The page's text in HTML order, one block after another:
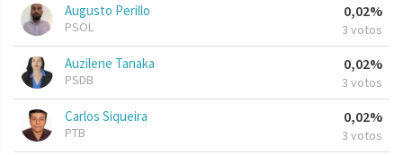
Augusto Perillo
PSOL
0,02%
3 votos
Auzilene Tanaka
PSDB
0,02%
3 votos
Carlos Siqueira
PTB
0,02%
3 votos